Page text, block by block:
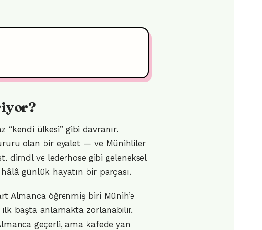
“kendi ülkesi” gibi davranır.
olan bir eyalet — ve Münihliler
dirndl ve lederhose gibi geleneksel
günlük hayatın bir parçası.
Almanca öğrenmiş biri Münih’e
ilk başta anlamakta zorlanabilir.
geçerli, ama kafede yan